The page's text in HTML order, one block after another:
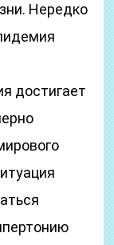
Нередко
достигает